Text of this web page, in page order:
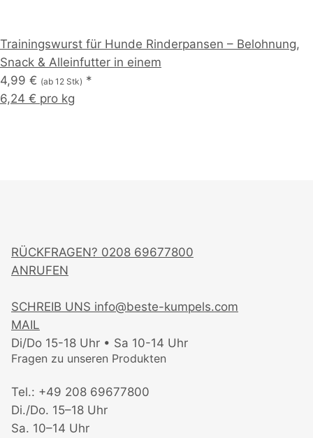
Trainingswurst für Hunde Rinderpansen – Belohnung,
Snack & Alleinfutter in einem
4,99 € (ab 12 Stk) *
6,24 € pro kg
RÜCKFRAGEN? 0208 69677800
ANRUFEN
SCHREIB UNS info@beste-kumpels.com
MAIL
Di/Do 15-18 Uhr • Sa 10-14 Uhr
Fragen zu unseren Produkten
Tel.: +49 208 69677800
Di./Do. 15–18 Uhr
Sa. 10–14 Uhr